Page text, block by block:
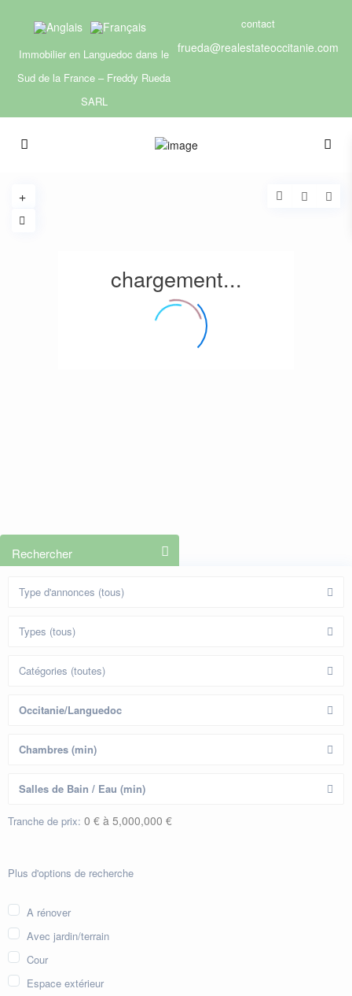
Immobilier en Languedoc dans le
Sud de la France – Freddy Rueda
SARL
contact
frueda@realestateoccitanie.com
chargement...
Rechercher
Type d'annonces (tous)
Types (tous)
Catégories (toutes)
Tranche de prix: 0 € à 5,000,000 €
Plus d'options de recherche
A rénover
Avec jardin/terrain
Cour
Espace extérieur